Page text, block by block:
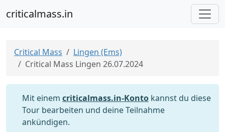
criticalmass.in
Critical Mass
Lingen (Ems)
Critical Mass Lingen 26.07.2024
Mit einem criticalmass.in-Konto kannst du diese
Tour bearbeiten und deine Teilnahme
ankündigen.